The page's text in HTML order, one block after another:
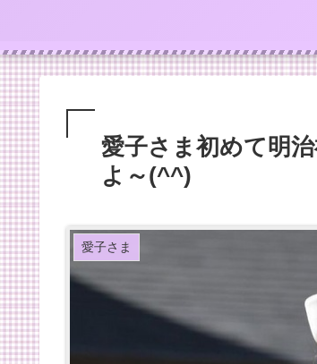
愛子さま初めて明
よ～(^^)
愛子さま